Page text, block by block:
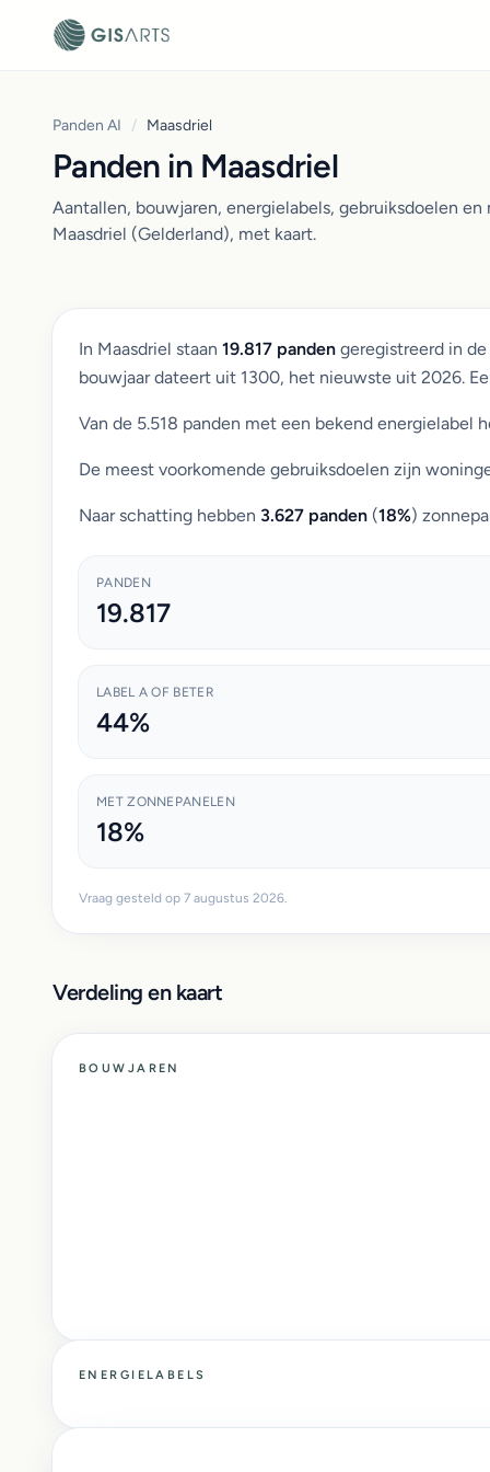
Panden AI / Maasdriel
Panden in Maasdriel
Aantallen, bouwjaren, energielabels, gebruiksdoelen
Maasdriel (Gelderland), met kaart.
In Maasdriel staan 19.817 panden geregistreerd in
bouwjaar dateert uit 1300, het nieuwste uit 2026.
Van de 5.518 panden met een bekend energielabel
De meest voorkomende gebruiksdoelen zijn
Naar schatting hebben 3.627 panden (18%)
PANDEN
19.817
LABEL A OF BETER
44%
MET ZONNEPANELEN
18%
Vraag gesteld op 7 augustus 2026.
Verdeling en kaart
BOUWJAREN
ENERGIELABELS